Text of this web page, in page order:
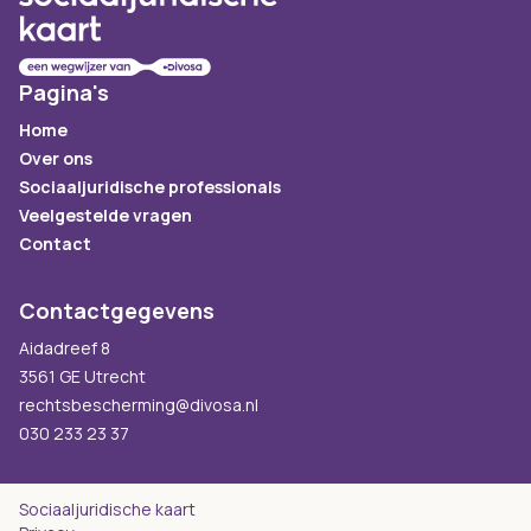
Pagina's
Home
Over ons
Sociaaljuridische professionals
Veelgestelde vragen
Contact
Contactgegevens
Aidadreef 8
3561 GE Utrecht
rechtsbescherming@divosa.nl
030 233 23 37
Sociaaljuridische kaart